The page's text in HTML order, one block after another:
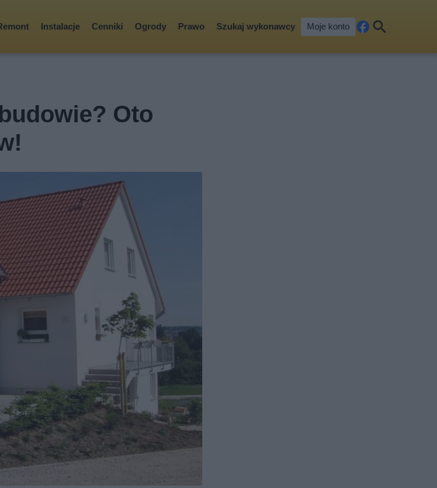
Instalacje Cenniki Ogrody Prawo Szukaj wykonawcy Moje konto
cebkaj
Oto